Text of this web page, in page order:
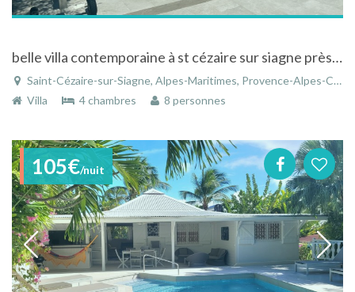
belle villa contemporaine à st cézaire sur siagne près de grasse et cannes avec piscine
Saint-Cézaire-sur-Siagne, Alpes-Maritimes, Provence-Alpes-Côte d'Azur, France
Villa
4 chambres 8 personnes
105€/nuit